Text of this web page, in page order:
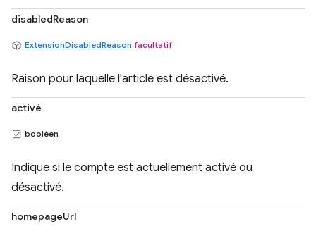
disabledReason
ExtensionDisabledReason facultatif
Raison pour laquelle l'article est désactivé.
activé
booléen
Indique si le compte est actuellement activé ou
désactivé.
homepageUrl